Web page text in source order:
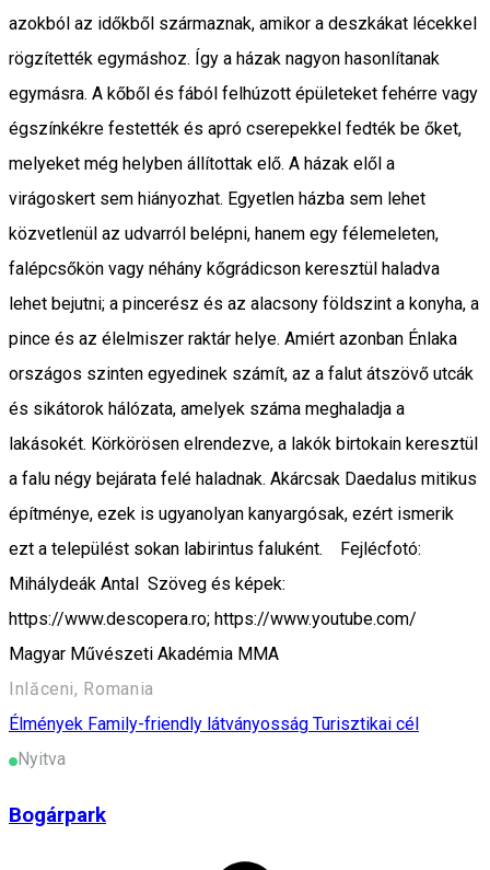
azokból az időkből származnak, amikor a deszkákat lécekkel
rögzítették egymáshoz. Így a házak nagyon hasonlítanak
egymásra. A kőből és fából felhúzott épületeket fehérre vagy
égszínkékre festették és apró cserepekkel fedték be őket,
melyeket még helyben állítottak elő. A házak elől a
virágoskert sem hiányozhat. Egyetlen házba sem lehet
közvetlenül az udvarról belépni, hanem egy félemeleten,
falépcsőkön vagy néhány kőgrádicson keresztül haladva
lehet bejutni; a pincerész és az alacsony földszint a konyha, a
pince és az élelmiszer raktár helye. Amiért azonban Énlaka
országos szinten egyedinek számít, az a falut átszövő utcák
és sikátorok hálózata, amelyek száma meghaladja a
lakásokét. Körkörösen elrendezve, a lakók birtokain keresztül
a falu négy bejárata felé haladnak. Akárcsak Daedalus mitikus
építménye, ezek is ugyanolyan kanyargósak, ezért ismerik
ezt a települést sokan labirintus faluként. Fejlécfotó:
Mihálydeák Antal Szöveg és képek:
https://www.descopera.ro; https://www.youtube.com/
Magyar Művészeti Akadémia MMA
Inlăceni, Romania
Élmények Family-friendly látványosság Turisztikai cél
Nyitva
Bogárpark